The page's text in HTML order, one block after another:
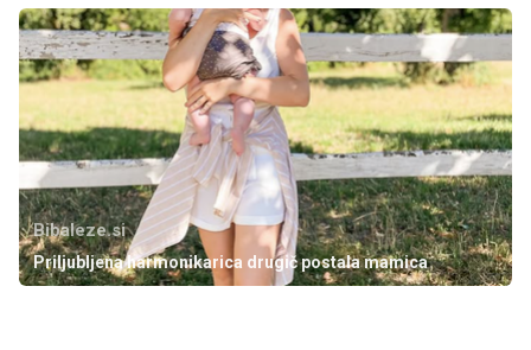
Bibaleze.si
Priljubljena harmonikarica drugič postala mamica